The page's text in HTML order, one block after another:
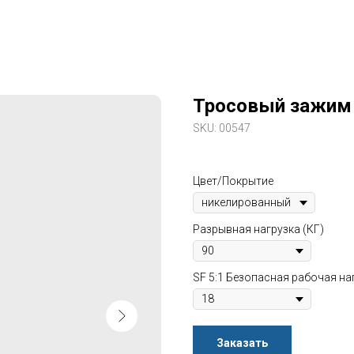
Тросовый
SKU: 00547
Цвет/Покрытие
Разрывная нагрузка (КГ)
SF 5:1 Безопасная рабочая
Заказать